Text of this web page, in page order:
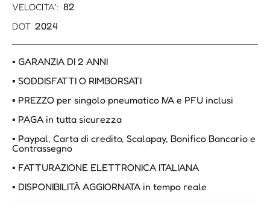
VELOCITA': 82
DOT 2024
▪ GARANZIA DI 2 ANNI
▪ SODDISFATTI O RIMBORSATI
▪ PREZZO per singolo pneumatico IVA e PFU inclusi
▪ PAGA in tutta sicurezza
▪ Paypal, Carta di credito, Scalapay, Bonifico Bancario e
Contrassegno
▪ FATTURAZIONE ELETTRONICA ITALIANA
▪ DISPONIBILITÀ AGGIORNATA in tempo reale